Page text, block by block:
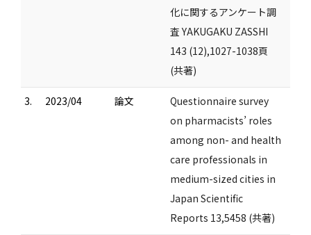
化に関するアンケート調
査 YAKUGAKU ZASSHI
143 (12),1027-1038頁
(共著)
3. 2023/04 論文
Questionnaire survey
on pharmacists’ roles
among non- and health
care professionals in
medium-sized cities in
Japan Scientific
Reports 13,5458 (共著)